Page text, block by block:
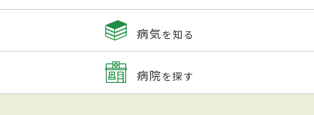
病気を知る
病院を探す